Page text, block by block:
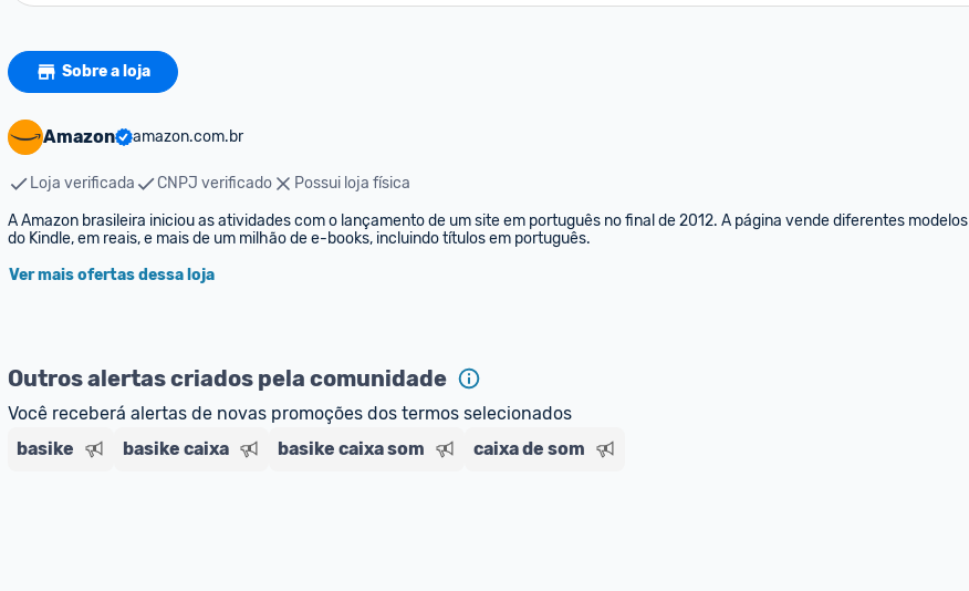
Sobre a loja
Amazon amazon.com.br
Loja verificada CNPJ verificado
Possui loja física
A Amazon brasileira iniciou as atividades com o lançamento de um site em português no final de 2012. A página vende diferentes modelos
do Kindle, em reais, e mais de um milhão de e-books, incluindo títulos em português.
Ver mais ofertas dessa loja
Outros alertas criados pela comunidade
Você receberá alertas de novas promoções dos termos selecionados
basike
basike caixa basike caixa som caixa de som